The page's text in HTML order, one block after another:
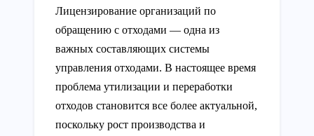
Лицензирование организаций по
обращению с отходами — одна из
важных составляющих системы
управления отходами. В настоящее время
проблема утилизации и переработки
отходов становится все более актуальной,
поскольку рост производства и